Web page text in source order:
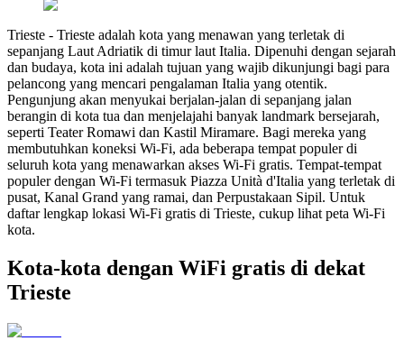
Trieste - Trieste adalah kota yang menawan yang terletak di
sepanjang Laut Adriatik di timur laut Italia. Dipenuhi dengan sejarah
dan budaya, kota ini adalah tujuan yang wajib dikunjungi bagi para
pelancong yang mencari pengalaman Italia yang otentik.
Pengunjung akan menyukai berjalan-jalan di sepanjang jalan
berangin di kota tua dan menjelajahi banyak landmark bersejarah,
seperti Teater Romawi dan Kastil Miramare. Bagi mereka yang
membutuhkan koneksi Wi-Fi, ada beberapa tempat populer di
seluruh kota yang menawarkan akses Wi-Fi gratis. Tempat-tempat
populer dengan Wi-Fi termasuk Piazza Unità d'Italia yang terletak di
pusat, Kanal Grand yang ramai, dan Perpustakaan Sipil. Untuk
daftar lengkap lokasi Wi-Fi gratis di Trieste, cukup lihat peta Wi-Fi
kota.
Kota-kota dengan WiFi gratis di dekat
Trieste